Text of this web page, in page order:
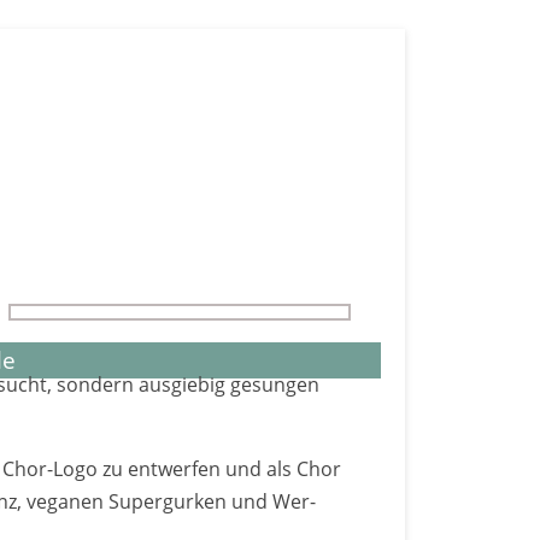
sondern aus­giebig ge­sungen
Logo zu entwerfen und als Chor
veganen Super­gurken und Wer­